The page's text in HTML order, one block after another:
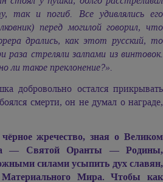
так и погиб. Все удивлялись его
перед могилой говорил, что
дрались, как этот русский, то
раза стреляли залпами из винтовок.
ли такое преклонение?».
добровольно остался прикрывать
смерти, он не думал о награде,
жречество, зная о Великом
— Святой Оранты — Родины,
силами усыпить дух славян,
Мира. Чтобы как